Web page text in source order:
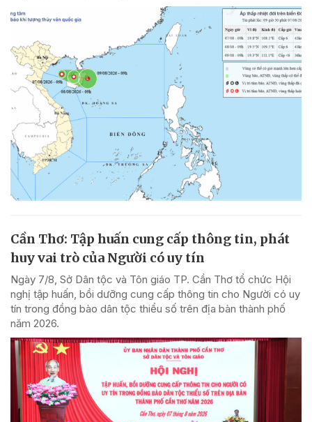
Cần Thơ: Tập huấn cung cấp thông tin, phát
huy vai trò của Người có uy tín
Ngày 7/8, Sở Dân tộc và Tôn giáo TP. Cần Thơ tổ chức Hội
nghị tập huấn, bồi dưỡng cung cấp thông tin cho Người có uy
tín trong đồng bào dân tộc thiểu số trên địa bàn thành phố
năm 2026.